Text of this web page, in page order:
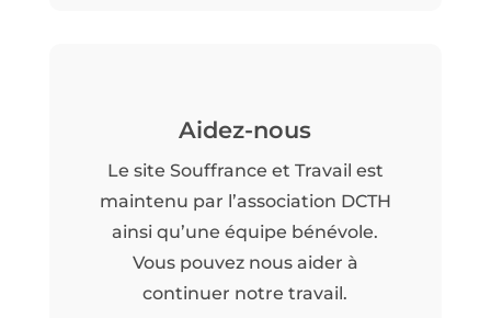
Aidez-nous
Le site Souffrance et Travail est
maintenu par l’association DCTH
ainsi qu’une équipe bénévole.
Vous pouvez nous aider à
continuer notre travail.